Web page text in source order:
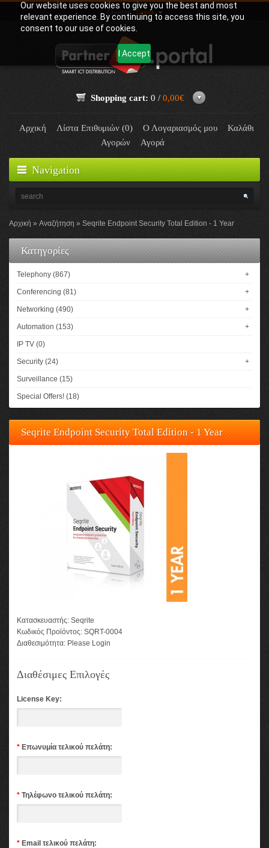
Our website uses cookies to give you the best and most
relevant experience. By continuing to access this site, you
consent to our use of cookies.
I Accept
Γλώσσα:Greek
Shopping cart: 0 / 0,00€
Αρχική Λίστα Επιθυμιών (0) Ο Λογαριασμός μου
Καλάθι
Αγορών
Αγορά
Navigation
Αρχική Αναζήτηση Seqrite Endpoint Security Total Edition - 1 Year
Κατηγορίες
Telephony (867) +
Conferencing (81) +
Networking (490) +
Automation (153) +
IP TV (0)
Security (24) +
Surveillance (15)
Special Offers! (18)
Seqrite Endpoint Security Total Edition - 1 Year
Κατασκευαστής: Seqrite
Κωδικός Προϊόντος: SQRT-0004
Διαθεσιμότητα: Please Login
Διαθέσιμες Επιλογές
License Key:
* Επωνυμία τελικού πελάτη:
* Τηλέφωνο τελικού πελάτη:
* Email τελικού πελάτη: